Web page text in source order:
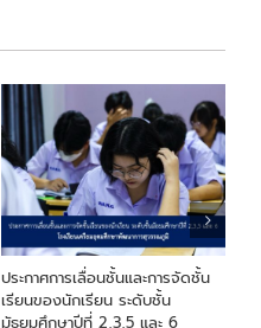
ประกาศการเลื่อนชั้นและการจัดชั้น
เรียนของนักเรียน ระดับชั้น
มัธยมศึกษาปีที่ 2,3,5 และ 6